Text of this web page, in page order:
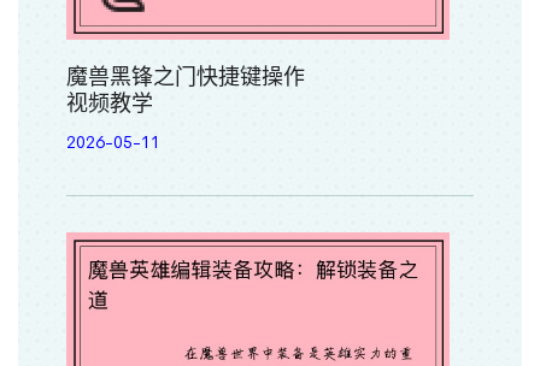
魔兽黑锋之门快捷键操作
视频教学
2026-05-11